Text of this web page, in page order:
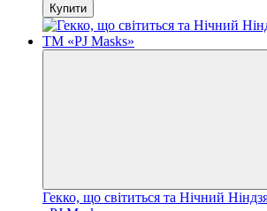
Купити
Гекко, що світиться та Нічний